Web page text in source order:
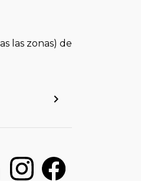
las zonas) de